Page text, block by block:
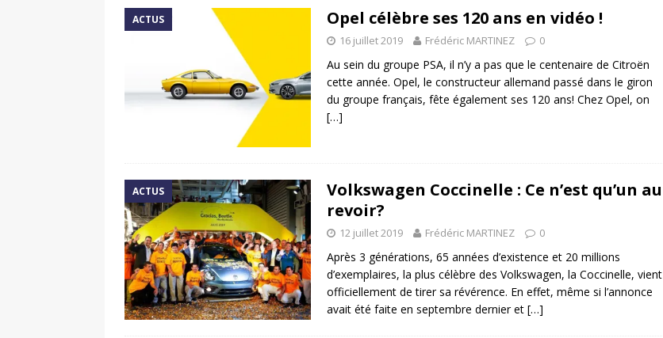
ACTUS Opel célèbre ses 120 ans en vidéo !
16 juillet 2019 Frédéric MARTINEZ 0
Au sein du groupe PSA, il n’y a pas que le centenaire de Citroën
cette année. Opel, le constructeur allemand passé dans le giron
du groupe français, fête également ses 120 ans! Chez Opel, on
[…]
ACTUS
Volkswagen Coccinelle : Ce n’est qu’un au
revoir?
12 juillet 2019 Frédéric MARTINEZ 0
Après 3 générations, 65 années d’existence et 20 millions
d’exemplaires, la plus célèbre des Volkswagen, la Coccinelle, vient
officiellement de tirer sa révérence. En effet, même si l’annonce
avait été faite en septembre dernier et […]